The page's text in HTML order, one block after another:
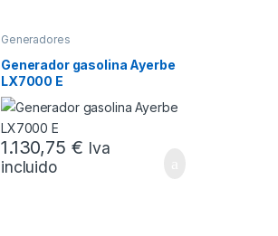
Generadores
Generador gasolina Ayerbe
LX7000 E
1.130,75 € Iva
incluido